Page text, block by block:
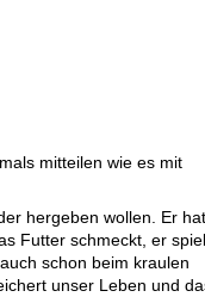
mitteilen wie es mit
hergeben wollen. Er hat
Futter schmeckt, er
schon beim kraulen
unser Leben und